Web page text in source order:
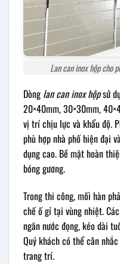
Lan can inox hộp cho
Dòng lan can inox hộpsử
20×40mm, 30×30mm,
vị trí chịu lực và khẩu độ.
phù hợp nhà phố hiện đại
dụng cao. Bề mặt hoàn
bóng gương.
Trong thi công, mối hàn
chế ố gỉ tại vùng nhiệt.
ngăn nước đọng, kéo dài
Quý khách có thể cân
trang trí.